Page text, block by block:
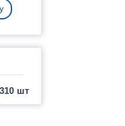
310 шт